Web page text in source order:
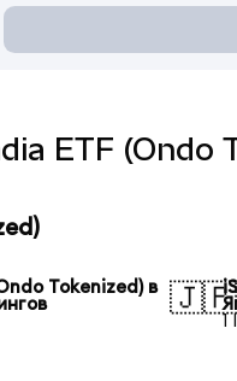
ETF (Ondo
Tokenized) в
🇯🇵
1